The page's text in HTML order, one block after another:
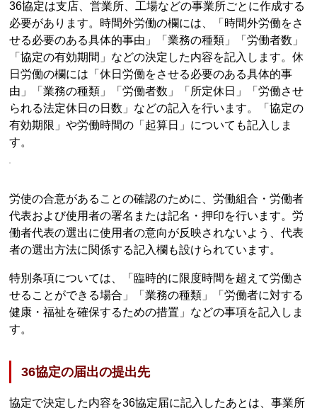
36協定は支店、営業所、工場などの事業所ごとに作成する
必要があります。時間外労働の欄には、「時間外労働をさ
せる必要のある具体的事由」「業務の種類」「労働者数」
「協定の有効期間」などの決定した内容を記入します。休
日労働の欄には「休日労働をさせる必要のある具体的事
由」「業務の種類」「労働者数」「所定休日」「労働させ
られる法定休日の日数」などの記入を行います。「協定の
有効期限」や労働時間の「起算日」についても記入しま
す。
労使の合意があることの確認のために、労働組合・労働者
代表および使用者の署名または記名・押印を行います。労
働者代表の選出に使用者の意向が反映されないよう、代表
者の選出方法に関係する記入欄も設けられています。
特別条項については、「臨時的に限度時間を超えて労働さ
せることができる場合」「業務の種類」「労働者に対する
健康・福祉を確保するための措置」などの事項を記入しま
す。
36協定の届出の提出先
協定で決定した内容を36協定届に記入したあとは、事業所